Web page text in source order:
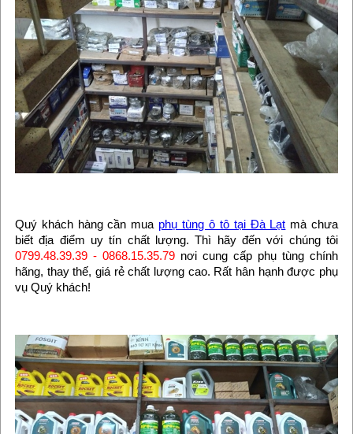
Quý khách hàng cần mua phụ tùng ô tô tại Đà Lạt mà chưa
biết địa điểm uy tín chất lượng. Thì hãy đến với chúng tôi
0799.48.39.39 - 0868.15.35.79nơi cung cấp phụ tùng chính
hãng, thay thế, giá rẻ chất lượng cao. Rất hân hạnh được phụ
vụ Quý khách!